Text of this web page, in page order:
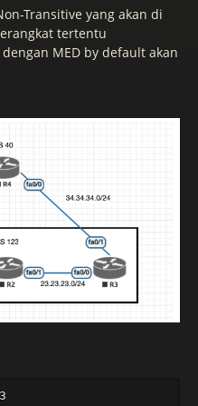
Transitive yang akan di
tertentu
MED by default akan